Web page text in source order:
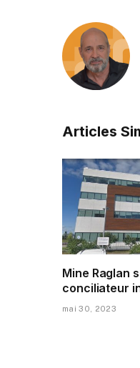
Articles
Mine Raglan
conciliateur
mai 30, 2023